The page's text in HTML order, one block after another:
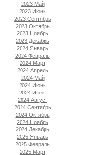
2023 Май
2023 Июнь
2023 Сентябрь
2023 Октябрь
2023 Ноябрь
2023 Декабрь
2024 Январь
2024 Февраль
2024 Март
2024 Апрель
2024 Май
2024 Июнь
2024 Июль
2024 Август
2024 Сентябрь
2024 Октябрь
2024 Ноябрь
2024 Декабрь
2025 Январь
2025 Февраль
2025 Март